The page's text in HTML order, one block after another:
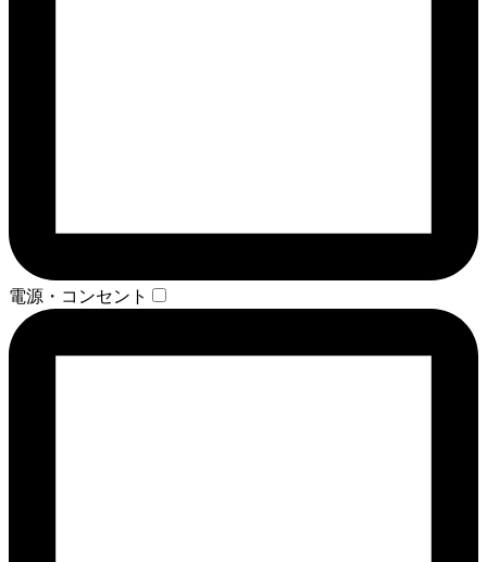
電源・コンセント